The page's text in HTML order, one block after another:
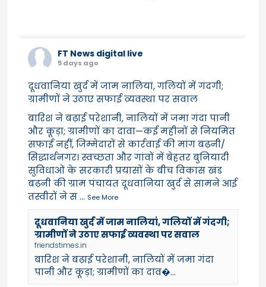
FT News digital live
5 days ago
दूधवानिया खुर्द में जाम नालियां, गलियों में गंदगी;
ग्रामीणों ने उठाए सफाई व्यवस्था पर सवाल
बारिश ने बढ़ाई परेशानी, नालियों में जमा गंदा पानी
और कूड़ा; ग्रामीणों का दावा—कई महीनों से नियमित
सफाई नहीं, जिम्मेदारों से कार्रवाई की मांग बढ़नी/
सिद्धार्थनगर। स्वच्छता और गांवों में बेहतर बुनियादी
सुविधाओं के सरकारी प्रयासों के बीच विकास खंड
बढ़नी की ग्राम पंचायत दूधवानिया खुर्द से सामने आई
तस्वीरों ने स... See More
दूधवानिया खुर्द में जाम नालियां, गलियों में गंदगी;
ग्रामीणों ने उठाए सफाई व्यवस्था पर सवाल
friendstimes.in
बारिश ने बढ़ाई परेशानी, नालियों में जमा गंदा
पानी और कूड़ा; ग्रामीणों का दाव�...